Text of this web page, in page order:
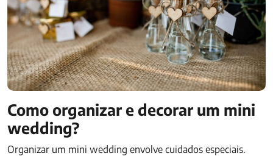
Como organizar e decorar um mini
wedding?
Organizar um mini wedding envolve cuidados especiais.